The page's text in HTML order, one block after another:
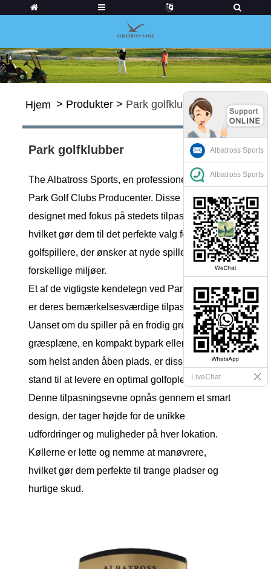
Hjem > Produkter > Park golfklubber
Park golfklubber
The Albatross Sports, en professionel China
Park Golf Clubs Producenter. Disse køller er
designet med fokus på stedets tilpasningsevne,
hvilket gør dem til det perfekte valg for
golfspillere, der ønsker at nyde spillet i
forskellige miljøer.
Et af de vigtigste kendetegn ved Park Golf Clubs
er deres bemærkelsesværdige tilpasningsevne.
Uanset om du spiller på en frodig grøn
græsplæne, en kompakt bypark eller en hvilken
som helst anden åben plads, er disse køller i
stand til at levere en optimal golfoplevelse.
Denne tilpasningsevne opnås gennem et smart
design, der tager højde for de unikke
udfordringer og muligheder på hver lokation.
Køllerne er lette og nemme at manøvrere,
hvilket gør dem perfekte til trange pladser og
hurtige skud.
Albatross Sports
Albatross Sports
LiveChat